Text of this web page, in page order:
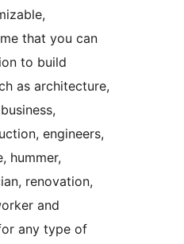
that you can
to build
as architecture,
engineers,
hummer,
renovation,
and
any type of